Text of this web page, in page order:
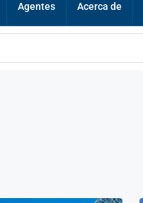
Agentes Acerca de